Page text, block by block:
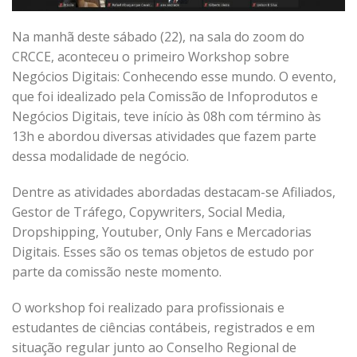
Na manhã deste sábado (22), na sala do zoom do
CRCCE, aconteceu o primeiro Workshop sobre
Negócios Digitais: Conhecendo esse mundo. O evento,
que foi idealizado pela Comissão de Infoprodutos e
Negócios Digitais, teve início às 08h com término às
13h e abordou diversas atividades que fazem parte
dessa modalidade de negócio.
Dentre as atividades abordadas destacam-se Afiliados,
Gestor de Tráfego, Copywriters, Social Media,
Dropshipping, Youtuber, Only Fans e Mercadorias
Digitais. Esses são os temas objetos de estudo por
parte da comissão neste momento.
O workshop foi realizado para profissionais e
estudantes de ciências contábeis, registrados e em
situação regular junto ao Conselho Regional de